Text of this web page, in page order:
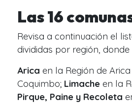
Las 16
Revisa a continuación el
divididas por región,
Arica en la Región de
Coquimbo; Limache en la
Pirque, Paine y Recoleta